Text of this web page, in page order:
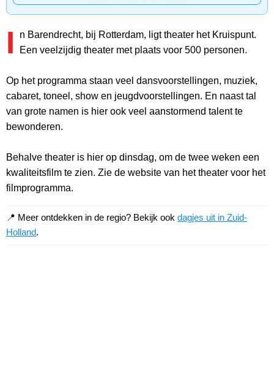
I
n Barendrecht, bij Rotterdam, ligt theater het Kruispunt.
Een veelzijdig theater met plaats voor 500 personen.
Op het programma staan veel dansvoorstellingen, muziek,
cabaret, toneel, show en jeugdvoorstellingen. En naast tal
van grote namen is hier ook veel aanstormend talent te
bewonderen.
Behalve theater is hier op dinsdag, om de twee weken een
kwaliteitsfilm te zien. Zie de website van het theater voor het
filmprogramma.
📍 Meer ontdekken in de regio? Bekijk ook dagjes uit in Zuid-
Holland.